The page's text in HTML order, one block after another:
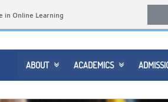
in Online Learning
ABOUT  ACADEMICS 